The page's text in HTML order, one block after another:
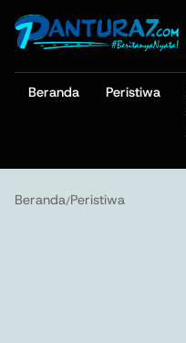
Beranda Peristiwa
Beranda/Peristiwa